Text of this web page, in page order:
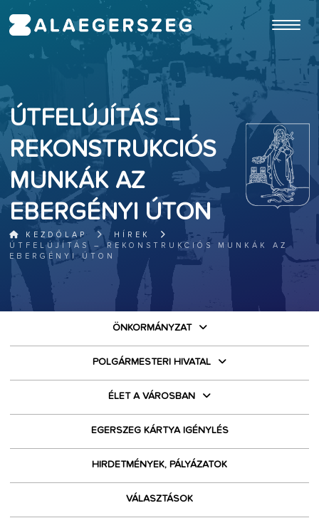
ugrás a fő tartalomhoz
ÚTFELÚJÍTÁS –
REKONSTRUKCIÓS
MUNKÁK AZ
EBERGÉNYI ÚTON
KEZDŐLAP
HÍREK
ÚTFELÚJÍTÁS – REKONSTRUKCIÓS MUNKÁK AZ
EBERGÉNYI ÚTON
ÖNKORMÁNYZAT
POLGÁRMESTERI HIVATAL
ÉLET A VÁROSBAN
EGERSZEG KÁRTYA IGÉNYLÉS
HIRDETMÉNYEK, PÁLYÁZATOK
VÁLASZTÁSOK